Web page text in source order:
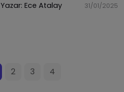
Yazar: Ece Atalay 31/01/2025
2 3 4